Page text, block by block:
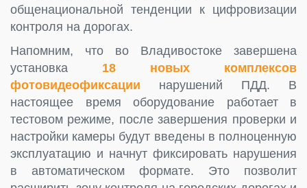
общенациональной тенденции к цифровизации
контроля на дорогах.
Напомним, что во Владивостоке завершена
установка 18 новых комплексов
фотовидеофиксации нарушений ПДД. В
настоящее время оборудование работает в
тестовом режиме, после завершения проверки и
настройки камеры будут введены в полноценную
эксплуатацию и начнут фиксировать нарушения
в автоматическом формате. Это позволит